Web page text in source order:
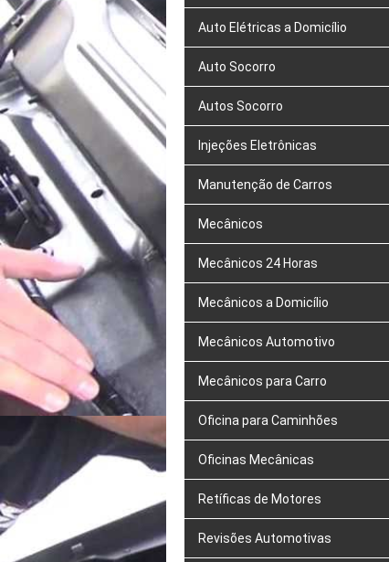
Auto Elétricas a Domicílio
Auto Socorro
Autos Socorro
Injeções Eletrônicas
Manutenção de Carros
Mecânicos
Mecânicos 24 Horas
Mecânicos a Domicílio
Mecânicos Automotivo
Mecânicos para Carro
Oficina para Caminhões
Oficinas Mecânicas
Retíficas de Motores
Revisões Automotivas